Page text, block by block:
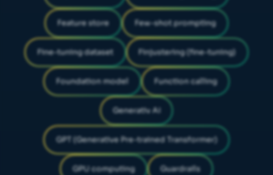
Feature store Few-shot prompting
Fine-tuning dataset Finjustering (fine-tuning)
Foundation model Function calling
Generativ AI
GPT (Generative Pre-trained Transformer)
GPU computing Guardrails